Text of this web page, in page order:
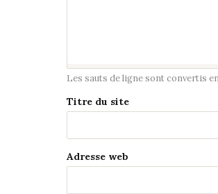
Les sauts de ligne sont convertis
Titre du site
Adresse web